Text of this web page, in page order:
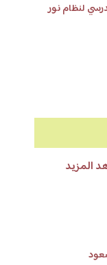
لنظام نور
المزيد